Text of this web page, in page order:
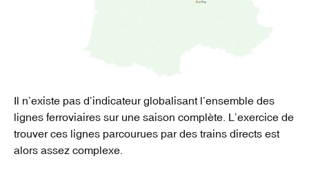
Il n’existe pas d’indicateur globalisant l’ensemble des
lignes ferroviaires sur une saison complète. L’exercice de
trouver ces lignes parcourues par des trains directs est
alors assez complexe.